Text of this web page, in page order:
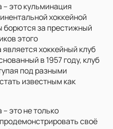
это кульминация
хоккейной
борются за престижный
этого
хоккейный клуб
в 1957 году, клуб
под разными
известным как
это не только
своё